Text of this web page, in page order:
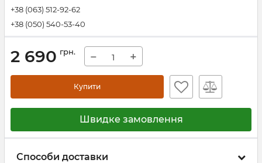
+38 (063) 512-92-62
+38 (050) 540-53-40
2 690 грн. − +
Купити
Швидке замовлення
Способи доставки